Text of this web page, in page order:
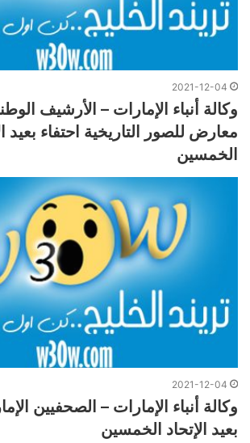
2021-12-04
وكالة أنباء الإمارات – الأرشيف
معارض للصور التاريخية احتفاء بعيد
الخمسين
2021-12-04
وكالة أنباء الإمارات – الصحفيين
بعيد الإتحاد الخمسين